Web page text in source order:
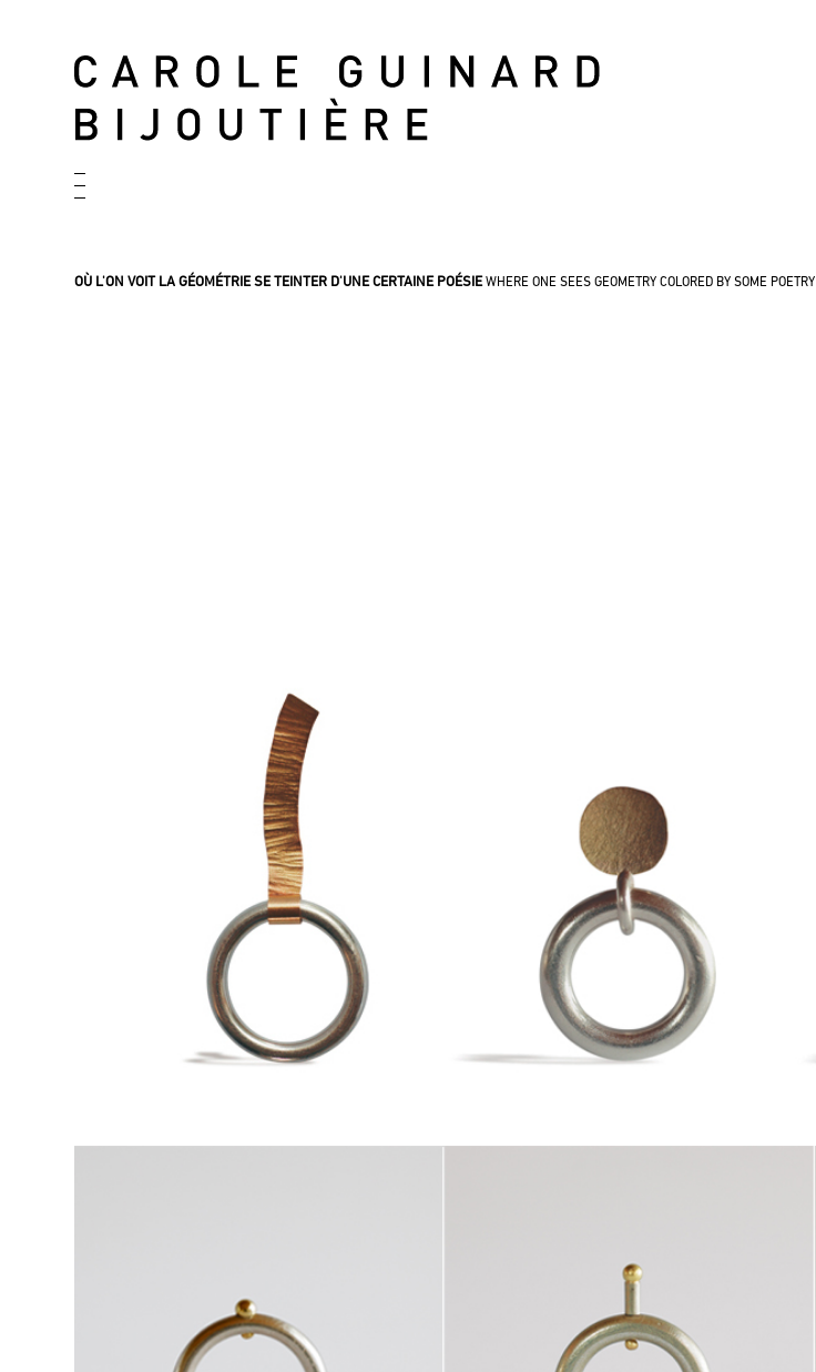
OÙ L'ON VOIT LA GÉOMÉTRIE SE TEINTER D'UNE CERTAINE POÉSIEWHERE ONE SEES GEOMETRY COLORED BY SOME POETRY